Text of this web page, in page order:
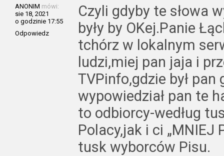
ANONIM mówi:
sie 18, 2021
o godzinie 17:55
Odpowiedz
Czyli gdyby te słowa
były by OKej.Panie
tchórz w lokalnym
ludzi,miej pan jaja i
TVPinfo,gdzie był
wypowiedział pan te
to odbiorcy-według
Polacy,jak i ci „MNIEJ
tusk wyborców Pisu.